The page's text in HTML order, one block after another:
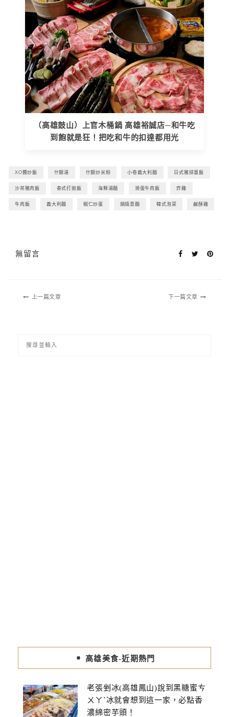
（高雄鼓山）上官木桶鍋 高雄裕誠店─和牛吃
到飽就是狂！把吃和牛的扣達都用光
XO醬炒飯 什錦湯 什錦炒米粉 小卷義大利麵 日式豬排蓋飯
沙茶豬肉飯 泰式打拋飯 海鮮湯麵 滑蛋牛肉飯 炸雞
牛肉飯 義大利麵 蝦仁炒蛋 鍋燒意麵 韓式泡菜 鹹酥雞
無留言
上一篇文章 下一篇文章
高雄美食-近期熱門
老張剉冰(高雄鳳山)說到黑糖蜜ㄘ
ㄨㄚˋ冰就會想到這一家，必點香
濃綿密芋頭！